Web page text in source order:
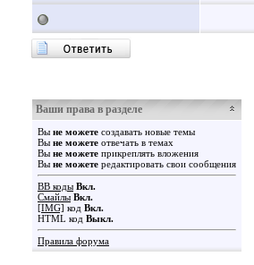
Ваши права в разделе
Вы не можете создавать новые темы
Вы не можете отвечать в темах
Вы не можете прикреплять вложения
Вы не можете редактировать свои сообщения
BB коды Вкл.
Смайлы Вкл.
[IMG] код Вкл.
HTML код Выкл.
Правила форума